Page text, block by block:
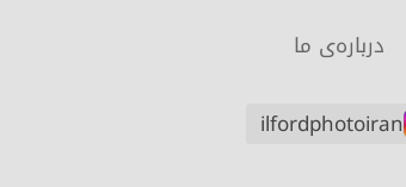
درباره‌ی ما
ilfordphotoiran